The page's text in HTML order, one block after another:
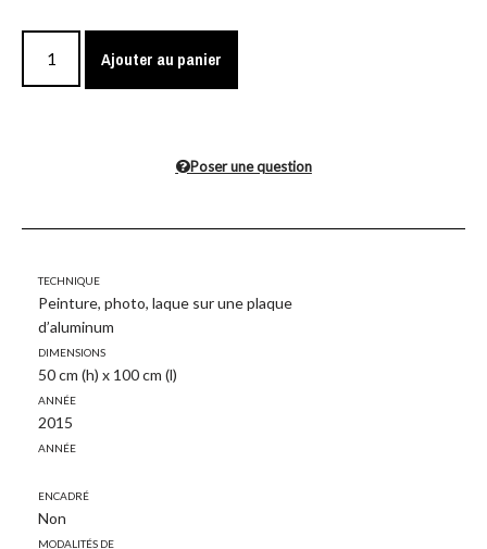
Ajouter au panier
Poser une question
Technique
Peinture, photo, laque sur une plaque
d’aluminum
Dimensions
50 cm (h) x 100 cm (l)
Année
2015
Année
Encadré
Non
Modalités de